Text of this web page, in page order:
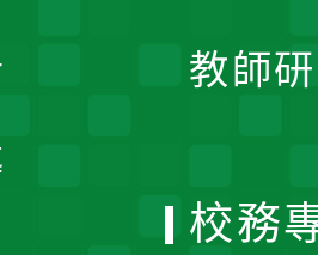
教師
校務